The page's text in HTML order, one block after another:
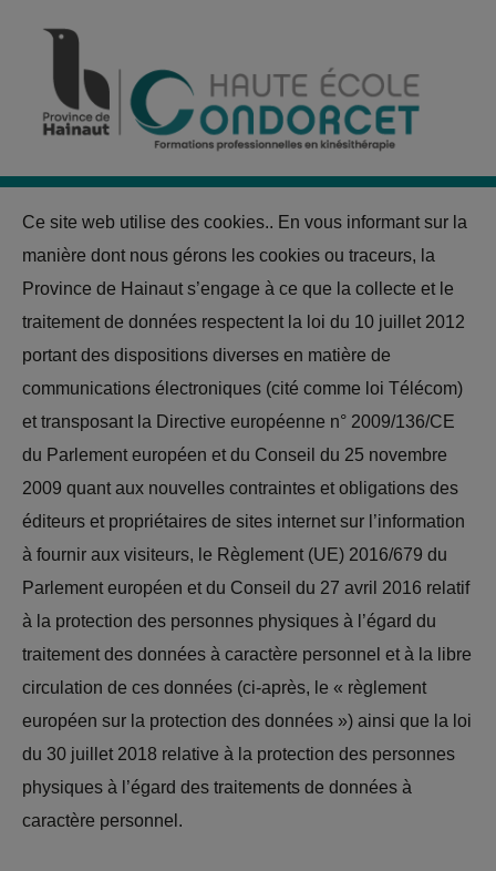
contenu
Ce site web utilise des cookies.. En vous informant sur la
manière dont nous gérons les cookies ou traceurs, la
Province de Hainaut s’engage à ce que la collecte et le
traitement de données respectent la loi du 10 juillet 2012
portant des dispositions diverses en matière de
communications électroniques (cité comme loi Télécom)
et transposant la Directive européenne n° 2009/136/CE
du Parlement européen et du Conseil du 25 novembre
2009 quant aux nouvelles contraintes et obligations des
éditeurs et propriétaires de sites internet sur l’information
à fournir aux visiteurs, le Règlement (UE) 2016/679 du
Parlement européen et du Conseil du 27 avril 2016 relatif
à la protection des personnes physiques à l’égard du
traitement des données à caractère personnel et à la libre
circulation de ces données (ci-après, le « règlement
européen sur la protection des données ») ainsi que la loi
du 30 juillet 2018 relative à la protection des personnes
physiques à l’égard des traitements de données à
caractère personnel.